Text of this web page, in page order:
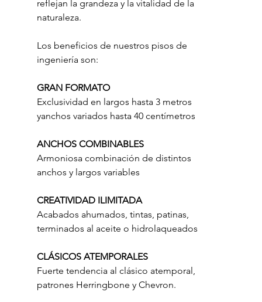
reflejan la grandeza y la vitalidad de la
naturaleza.
Los beneficios de nuestros pisos de
ingeniería son:
GRAN FORMATO
Exclusividad en largos hasta 3 metros
yanchos variados hasta 40 centímetros
ANCHOS COMBINABLES
Armoniosa combinación de distintos
anchos y largos variables
CREATIVIDAD ILIMITADA
Acabados ahumados, tintas, patinas,
terminados al aceite o hidrolaqueados
CLÁSICOS ATEMPORALES
Fuerte tendencia al clásico atemporal,
patrones Herringbone y Chevron.